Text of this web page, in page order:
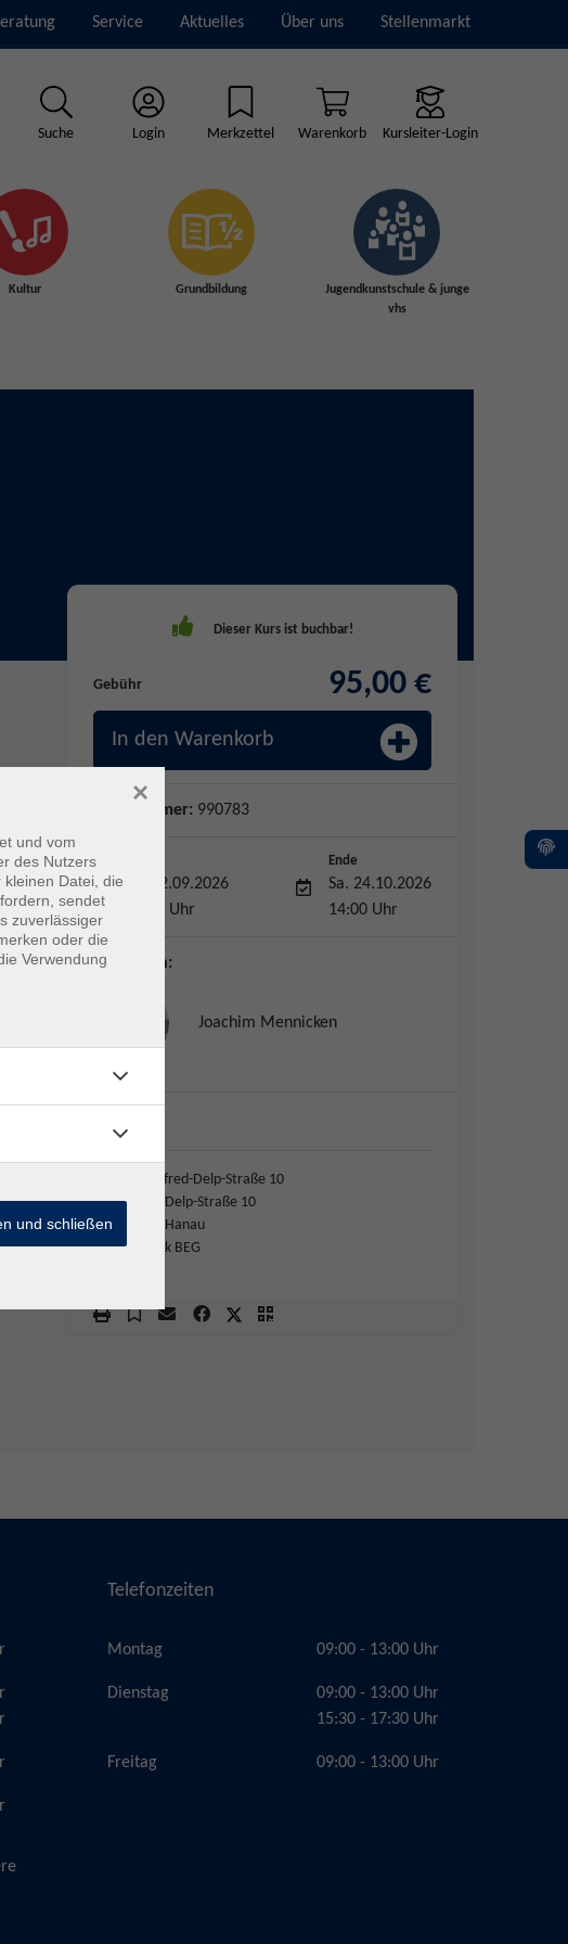
Service Aktuelles Über uns Stellenmarkt
Suche Login Merkzettel Warenkorb Kursleiter-Login
Kultur Grundbildung
Jugendkunstschule & junge
vhs
Gebühr 95,00 €
In den Warenkorb
Kursnummer: 990783
Sa. 12.09.2026
11:00 Uhr
Ende
Sa. 24.10.2026
14:00 Uhr
Dozent*in:
Joachim Mennicken
VHS…
VHS Alfred-Delp-Straße 10
Alfred-Delp-Straße 10
63450 Hanau
2. Stock BEG
Telefonzeiten
Montag
Dienstag
Freitag
09:00 - 13:00 Uhr
09:00 - 13:00 Uhr
15:30 - 17:30 Uhr
09:00 - 13:00 Uhr
und vom
des Nutzers
Datei, die
sendet
zuverlässiger
oder die
Verwendung
×
und schließen